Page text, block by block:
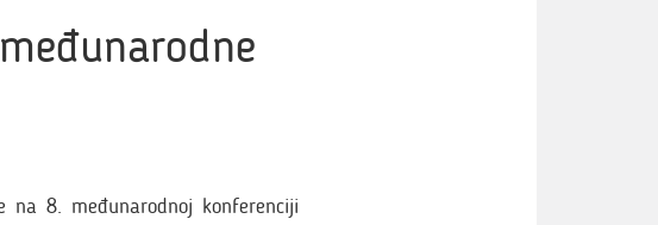
na 8. međunarodnoj konferenciji